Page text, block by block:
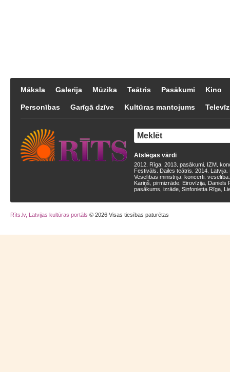
Māksla Galerija Mūzika Teātris Pasākumi Kino
Personības Garīgā dzīve Kultūras mantojums
Atslēgas vārdi
2012 Rīga 2013 pasākumi IZM
Festivāls
Dailes teātris 2014 Latvija
Veselības ministrija koncerti veselība
Kariņš pirmizrāde Eirovīzija Daniels
pasākums izrāde Sinfonietta Rīga
Rīts.lv, Latvijas kultūras portāls © 2026 Visas tiesības paturētas